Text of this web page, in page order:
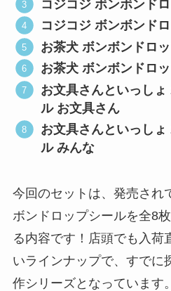
コジコジ ボンボンド
コジコジ ボンボンド
お茶犬 ボンボンドロ
お茶犬 ボンボンドロ
お文具さんといっし
ル お文具さん
お文具さんといっし
ル みんな
今回のセットは、発売され
ボンドロップシールを全8
る内容です！店頭でも入荷
いラインナップで、すでに
作シリーズとなっています。